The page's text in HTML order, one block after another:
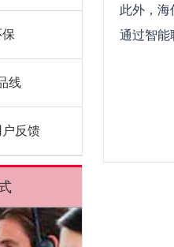
线
反馈
此外，海
通过智能